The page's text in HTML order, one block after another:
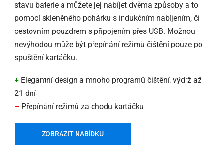
stavu baterie a můžete jej nabíjet dvěma způsoby a to
pomocí skleněného pohárku s indukčním nabíjením, či
cestovním pouzdrem s připojením přes USB. Možnou
nevýhodou může být přepínání režimů čištění pouze po
spuštění kartáčku.
+ Elegantní design a mnoho programů čištění, výdrž až
21 dní
– Přepínání režimů za chodu kartáčku
ZOBRAZIT NABÍDKU